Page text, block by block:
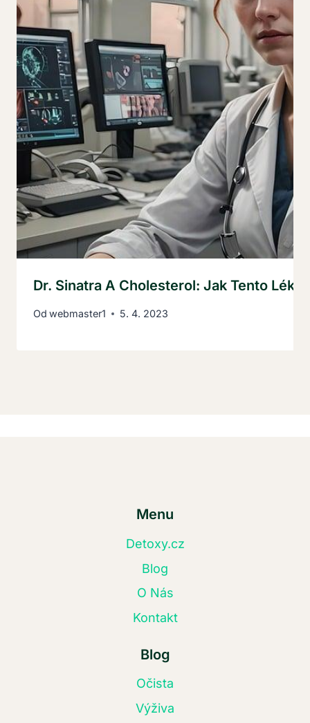
Dr. Sinatra A Cholesterol: Jak Tento
Od webmaster1 5. 4. 2023
Menu
Detoxy.cz
Blog
O Nás
Kontakt
Blog
Očista
Výživa